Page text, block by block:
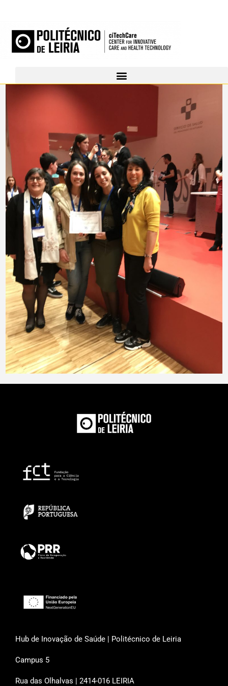
Hub de Inovação de Saúde | Politécnico de Leiria
Campus 5
Rua das Olhalvas | 2414-016 LEIRIA